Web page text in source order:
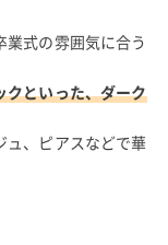
式の雰囲気に合う
クといった、ダーク
ュ、ピアスなどで華